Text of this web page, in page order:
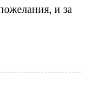
и за